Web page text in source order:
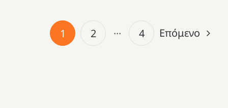
1 2 ··· 4 Επόμενο